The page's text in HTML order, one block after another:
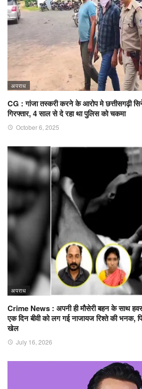
अपराध
CG : गांजा तस्करी करने के आरोप मे छत्तीसगढ़ी
गिरफ्तार, 4 साल से दे रहा था पुलिस को चकमा
October 6, 2025
अपराध
Crime News : अपनी ही मौसेरी बहन के साथ हवस
एक दिन बीवी को लग गई नाजायज रिश्ते की
खेल
July 16, 2026